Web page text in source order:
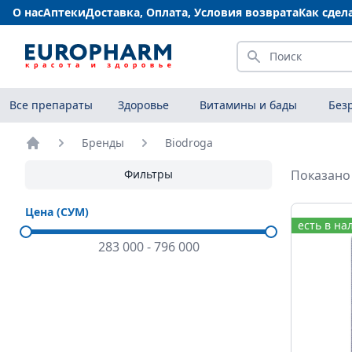
О насАптекиДоставка, Оплата, Условия возвратаКак
Искать
Все препараты Здоровье Витамины и бады
Бренды Biodroga
Фильтры
Цена (СУМ)
283 000-796 000
есть в